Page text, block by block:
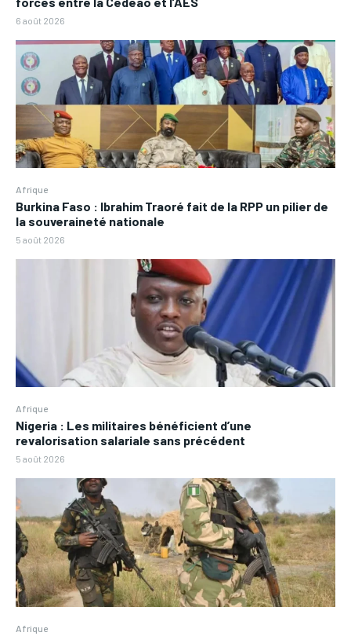
6 août 2026
Afrique
Burkina Faso : Ibrahim Traoré fait de la RPP un pilier de
la souveraineté nationale
5 août 2026
Afrique
Nigeria : Les militaires bénéficient d’une
revalorisation salariale sans précédent
5 août 2026
Afrique